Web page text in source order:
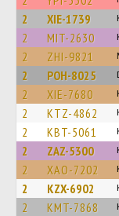
2 XIE-1739
2 MIT-2630
2 ZHI-9821
2 POH-8025
2 XIE-7680
2 KTZ-4862
2 KBT-5061
2 ZAZ-5300
2 XAO-7202
2 KZX-6902
2 KMT-7868